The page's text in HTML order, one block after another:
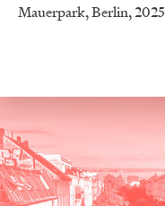
Mauerpark, Berlin, 2025